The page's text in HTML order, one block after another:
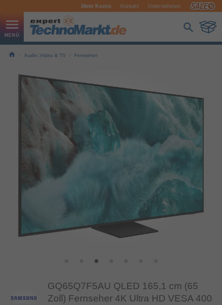
Mein Konto Kontakt Unternehmen
Audio,Video & TV Fernseher
GQ65Q7F5AU QLED 165,1 cm (65
Zoll) Fernseher 4K Ultra HD VESA 400